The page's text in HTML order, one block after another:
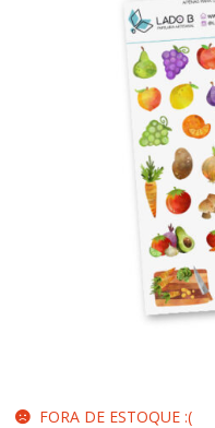
FORA DE ESTOQUE :(